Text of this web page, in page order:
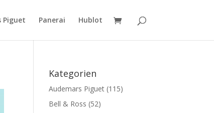
Piguet Panerai Hublot
Kategorien
Audemars Piguet (115)
Bell & Ross (52)